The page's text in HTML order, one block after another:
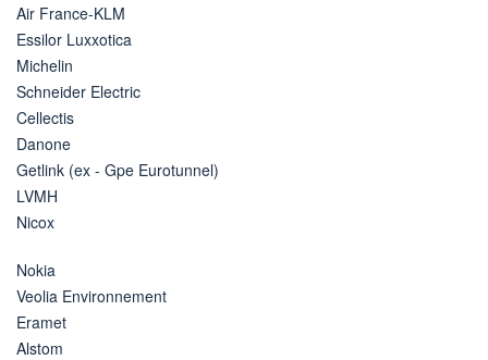
Air France-KLM
Essilor Luxxotica
Michelin
Schneider Electric
Cellectis
Danone
Getlink (ex - Gpe Eurotunnel)
LVMH
Nicox
Nokia
Veolia Environnement
Eramet
Alstom